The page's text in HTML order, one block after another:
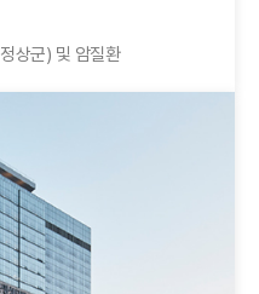
상군) 및 암질환